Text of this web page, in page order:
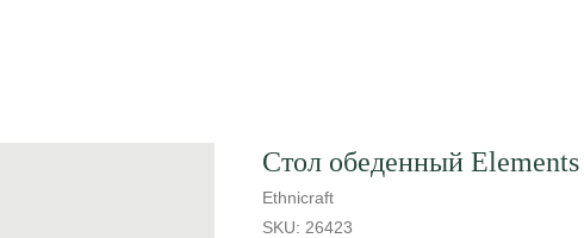
Стол обеденный
Ethnicraft
SKU: 26423